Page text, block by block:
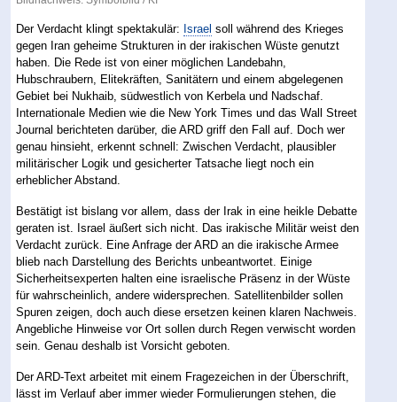
Der Verdacht klingt spektakulär: Israel soll während des Krieges
gegen Iran geheime Strukturen in der irakischen Wüste genutzt
haben. Die Rede ist von einer möglichen Landebahn,
Hubschraubern, Elitekräften, Sanitätern und einem abgelegenen
Gebiet bei Nukhaib, südwestlich von Kerbela und Nadschaf.
Internationale Medien wie die New York Times und das Wall Street
Journal berichteten darüber, die ARD griff den Fall auf. Doch wer
genau hinsieht, erkennt schnell: Zwischen Verdacht, plausibler
militärischer Logik und gesicherter Tatsache liegt noch ein
erheblicher Abstand.
Bestätigt ist bislang vor allem, dass der Irak in eine heikle Debatte
geraten ist. Israel äußert sich nicht. Das irakische Militär weist den
Verdacht zurück. Eine Anfrage der ARD an die irakische Armee
blieb nach Darstellung des Berichts unbeantwortet. Einige
Sicherheitsexperten halten eine israelische Präsenz in der Wüste
für wahrscheinlich, andere widersprechen. Satellitenbilder sollen
Spuren zeigen, doch auch diese ersetzen keinen klaren Nachweis.
Angebliche Hinweise vor Ort sollen durch Regen verwischt worden
sein. Genau deshalb ist Vorsicht geboten.
Der ARD-Text arbeitet mit einem Fragezeichen in der Überschrift,
lässt im Verlauf aber immer wieder Formulierungen stehen, die